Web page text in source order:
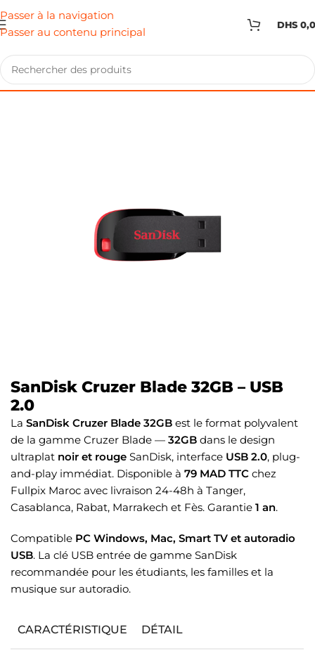
Passer à la navigation
Passer au contenu principal
DHS
SanDisk Cruzer Blade 32GB – USB
2.0
La SanDisk Cruzer Blade 32GB est le format polyvalent
de la gamme Cruzer Blade — 32GB dans le design
ultraplat noir et rouge SanDisk, interface USB 2.0, plug-
and-play immédiat. Disponible à 79 MAD TTC chez
Fullpix Maroc avec livraison 24-48h à Tanger,
Casablanca, Rabat, Marrakech et Fès. Garantie 1 an.
Compatible PC Windows, Mac, Smart TV et autoradio
USB. La clé USB entrée de gamme SanDisk
recommandée pour les étudiants, les familles et la
musique sur autoradio.
CARACTÉRISTIQUE DÉTAIL